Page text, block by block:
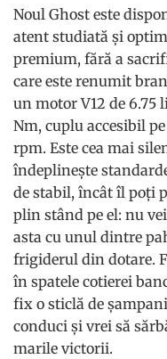
Noul Ghost este
atent studiată și
premium, fără a
care este renumit
un motor V12 de 6.75
Nm, cuplu accesibil
rpm. Este cea mai
îndeplinește
de stabil, încât îl poți
plin stând pe el: nu
asta cu unul dintre
frigiderul din dotare.
în spatele cotierei
fix o sticlă de
conduci și vrei să
marile victorii.